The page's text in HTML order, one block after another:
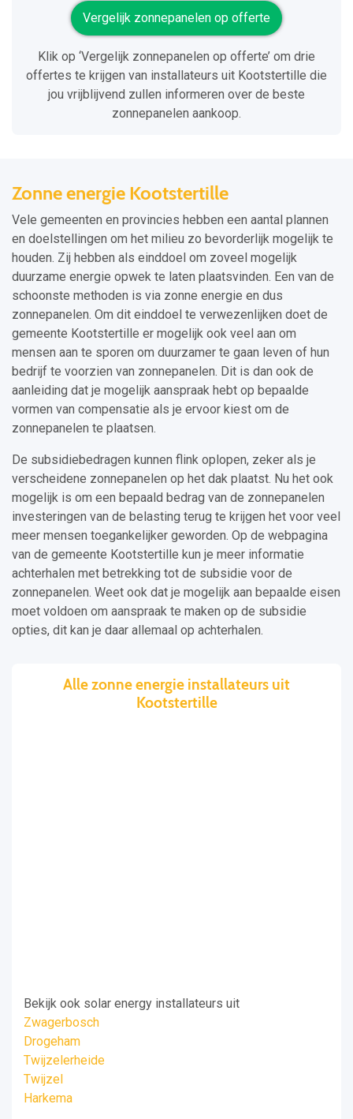
Vergelijk zonnepanelen op offerte
Klik op ‘Vergelijk zonnepanelen op offerte’ om drie
offertes te krijgen van installateurs uit Kootstertille die
jou vrijblijvend zullen informeren over de beste
zonnepanelen aankoop.
Zonne energie Kootstertille
Vele gemeenten en provincies hebben een aantal plannen
en doelstellingen om het milieu zo bevorderlijk mogelijk te
houden. Zij hebben als einddoel om zoveel mogelijk
duurzame energie opwek te laten plaatsvinden. Een van de
schoonste methoden is via zonne energie en dus
zonnepanelen. Om dit einddoel te verwezenlijken doet de
gemeente Kootstertille er mogelijk ook veel aan om
mensen aan te sporen om duurzamer te gaan leven of hun
bedrijf te voorzien van zonnepanelen. Dit is dan ook de
aanleiding dat je mogelijk aanspraak hebt op bepaalde
vormen van compensatie als je ervoor kiest om de
zonnepanelen te plaatsen.
De subsidiebedragen kunnen flink oplopen, zeker als je
verscheidene zonnepanelen op het dak plaatst. Nu het ook
mogelijk is om een bepaald bedrag van de zonnepanelen
investeringen van de belasting terug te krijgen het voor veel
meer mensen toegankelijker geworden. Op de webpagina
van de gemeente Kootstertille kun je meer informatie
achterhalen met betrekking tot de subsidie voor de
zonnepanelen. Weet ook dat je mogelijk aan bepaalde eisen
moet voldoen om aanspraak te maken op de subsidie
opties, dit kan je daar allemaal op achterhalen.
Alle zonne energie installateurs uit
Kootstertille
Bekijk ook solar energy installateurs uit
Zwagerbosch
Drogeham
Twijzelerheide
Twijzel
Harkema